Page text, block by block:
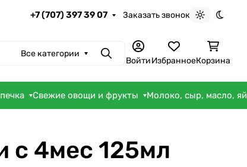
+7 (707) 397 39 07 Заказать звонок
Светлая
Все категории ПоискВойтиИзбранноеКорзина
Свежие овощи и фрукты Молоко, сыр, масло,
с 4мес 125мл